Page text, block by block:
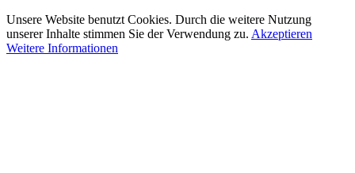
Unsere Website benutzt Cookies. Durch die weitere Nutzung
unserer Inhalte stimmen Sie der Verwendung zu. Akzeptieren
Weitere Informationen